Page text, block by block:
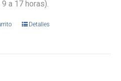
a 17 horas).
Detalles